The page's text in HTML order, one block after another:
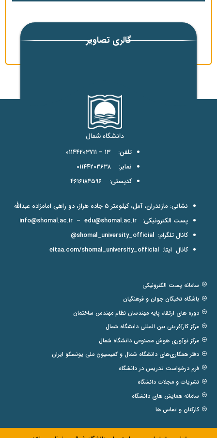
گالری تصاویر
تلفن: ۱۳ – ۰۱۱۴۴۲۰۳۷۱۱
نمابر: ۰۱۱۴۴۲۰۳۶۳۸
کدپستی: ۴۶۱۶۱۸۴۵۹۶
نشانی: مازندران، آمل، کیلومتر ۵ جاده هراز، دو راهی امامزاده عبدالله
پست الکترونیکی:
info@shomal.ac.ir – edu@shomal.ac.ir
کانال تلگرام: shomal_university_official@
کانال ایتا: eitaa.com/shomal_university_official
سامانه پست الکترونیکی
باشگاه نخبگان جوان و فرهنگیان
دوره های ارتقاء پایه مهندسان نظام مهندس ساختمان
مرکز کارآفرینی بین المللی دانشگاه شمال
مرکز نوآوری هوش مصنوعی دانشگاه شمال
دفتر همکاری‌های دانشگاه شمال و کمیسیون ملی یونسکو ایران
فرم درخواست تدریس در دانشگاه
نشریات و مجلات دانشگاه
سامانه همایش های دانشگاه
کارکنان و تماس ها